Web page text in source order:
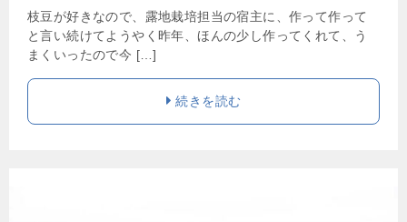
枝豆が好きなので、露地栽培担当の宿主に、作って作って
と言い続けてようやく昨年、ほんの少し作ってくれて、う
まくいったので今 […]
続きを読む